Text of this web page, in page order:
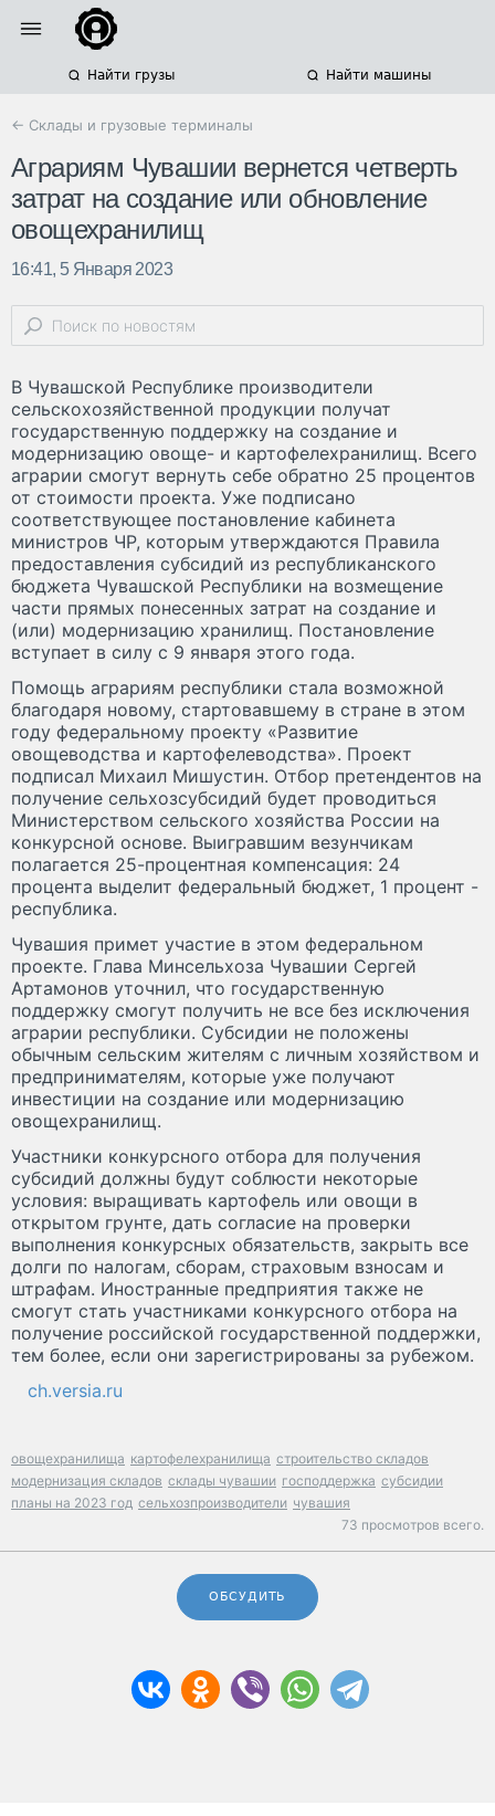
Найти грузы Найти машины
← Склады и грузовые терминалы
Аграриям Чувашии вернется четверть
затрат на создание или обновление
овощехранилищ
16:41, 5 Января 2023
В Чувашской Республике производители
сельскохозяйственной продукции получат
государственную поддержку на создание и
модернизацию овоще- и картофелехранилищ. Всего
аграрии смогут вернуть себе обратно 25 процентов
от стоимости проекта. Уже подписано
соответствующее постановление кабинета
министров ЧР, которым утверждаются Правила
предоставления субсидий из республиканского
бюджета Чувашской Республики на возмещение
части прямых понесенных затрат на создание и
(или) модернизацию хранилищ. Постановление
вступает в силу с 9 января этого года.
Помощь аграриям республики стала возможной
благодаря новому, стартовавшему в стране в этом
году федеральному проекту «Развитие
овощеводства и картофелеводства». Проект
подписал Михаил Мишустин. Отбор претендентов на
получение сельхозсубсидий будет проводиться
Министерством сельского хозяйства России на
конкурсной основе. Выигравшим везунчикам
полагается 25-процентная компенсация: 24
процента выделит федеральный бюджет, 1 процент -
республика.
Чувашия примет участие в этом федеральном
проекте. Глава Минсельхоза Чувашии Сергей
Артамонов уточнил, что государственную
поддержку смогут получить не все без исключения
аграрии республики. Субсидии не положены
обычным сельским жителям с личным хозяйством и
предпринимателям, которые уже получают
инвестиции на создание или модернизацию
овощехранилищ.
Участники конкурсного отбора для получения
субсидий должны будут соблюсти некоторые
условия: выращивать картофель или овощи в
открытом грунте, дать согласие на проверки
выполнения конкурсных обязательств, закрыть все
долги по налогам, сборам, страховым взносам и
штрафам. Иностранные предприятия также не
смогут стать участниками конкурсного отбора на
получение российской государственной поддержки,
тем более, если они зарегистрированы за рубежом.
ch.versia.ru
овощехранилища картофелехранилища строительство складов
модернизация складов склады чувашии господдержка субсидии
планы на 2023 год сельхозпроизводители чувашия
73 просмотров всего.
ОБСУДИТЬ